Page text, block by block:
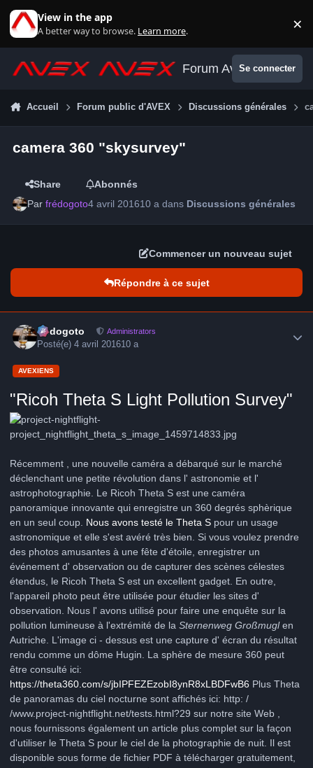
View in the app
A better way to browse. Learn more. ×
Forum AvexSe connecter
Accueil Forum public d'AVEX Discussions générales
camera 360 "skysurvey"
Share
Abonnés
Parfrédogoto4 avril 201610 a dans Discussions générales
Commencer un nouveau sujet
Répondre à ce sujet
frédogoto Administrators
Posté(e)4 avril 201610 a
AVEXIENS
"Ricoh Theta S Light Pollution Survey"
Récemment , une nouvelle caméra a débarqué sur le marché
déclenchant une petite révolution dans l' astronomie et l'
astrophotographie. Le Ricoh Theta S est une caméra
panoramique innovante qui enregistre un 360 degrés sphèrique
en un seul coup. Nous avons testé le Theta S pour un usage
astronomique et elle s'est avéré très bien. Si vous voulez prendre
des photos amusantes à une fête d'étoile, enregistrer un
événement d' observation ou de capturer des scènes célestes
étendus, le Ricoh Theta S est un excellent gadget. En outre,
l'appareil photo peut être utilisée pour étudier les sites d'
observation. Nous l' avons utilisé pour faire une enquête sur la
pollution lumineuse à l'extrémité de la Sternenweg Großmuglen
Autriche. L'image ci - dessus est une capture d' écran du résultat
rendu comme un dôme Hugin. La sphère de mesure 360 peut
être consulté ici:
https://theta360.com/s/jbIPFEZEzobI8ynR8xLBDFwB6 Plus Theta
de panoramas du ciel nocturne sont affichés ici: http: /
/www.project-nightflight.net/tests.html?29 sur notre site Web ,
nous fournissons également un article plus complet sur ​​la façon
d'utiliser le Theta S pour le ciel de la photographie de nuit. Il est
disponible sous forme de fichier PDF à télécharger gratuitement,